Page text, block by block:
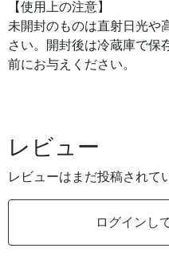
【使用上の注意】
未開封のものは直射日光や
さい。開封後は冷蔵庫で保
前にお与えください。
レビュー
レビューはまだ投稿されて
ログインし